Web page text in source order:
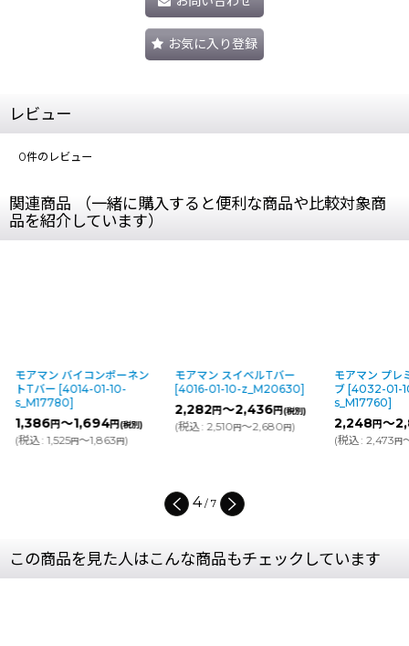
お気に入り登録
レビュー
0件のレビュー
関連商品 （一緒に購入すると便利な商品や比較対象商
品を紹介しています）
モアマン バイコンポーネン
トTバー [4014-01-10-
s_M17780]
1,386円～1,694円(税別)
(税込: 1,525円～1,863円)
モアマン スイベルTバー
[4016-01-10-z_M20630]
2,282円～2,436円(税別)
(税込: 2,510円～2,680円)
モアマン プレ
ブ [4032-01-
s_M17760]
2,248円～
(税込: 2,473円
4/ 7
この商品を見た人はこんな商品もチェックしています